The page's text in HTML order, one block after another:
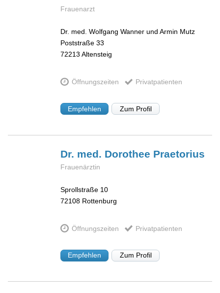
Frauenarzt
Dr. med. Wolfgang Wanner und Armin Mutz
Poststraße 33
72213 Altensteig
Öffnungszeiten Privatpatienten
Empfehlen Zum Profil
Dr. med. Dorothee Praetorius
Frauenärztin
Sprollstraße 10
72108 Rottenburg
Öffnungszeiten Privatpatienten
Empfehlen Zum Profil